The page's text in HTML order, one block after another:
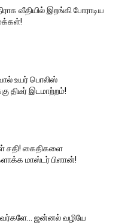
வீதியில் இறங்கி போராடிய
உயர் பொலிஸ்
திடீர் இடமாற்றம்!
சதி! கைதிகளை
மாஸ்டர் பிளான்!
ஜன்னல் வழியே